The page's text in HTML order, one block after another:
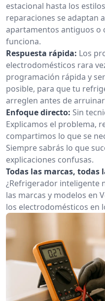
estacional hasta los
reparaciones se adaptan
apartamentos antiguos o
funciona.
Respuesta rápida: Los
electrodomésticos rara
programación rápida y
posible, para que tu
arreglen antes de
Enfoque directo: Sin
Explicamos el problema,
compartimos lo que se
Siempre sabrás lo que
explicaciones confusas.
Todas las marcas, todas
¿Refrigerador inteligente
las marcas y modelos en
los electrodomésticos en